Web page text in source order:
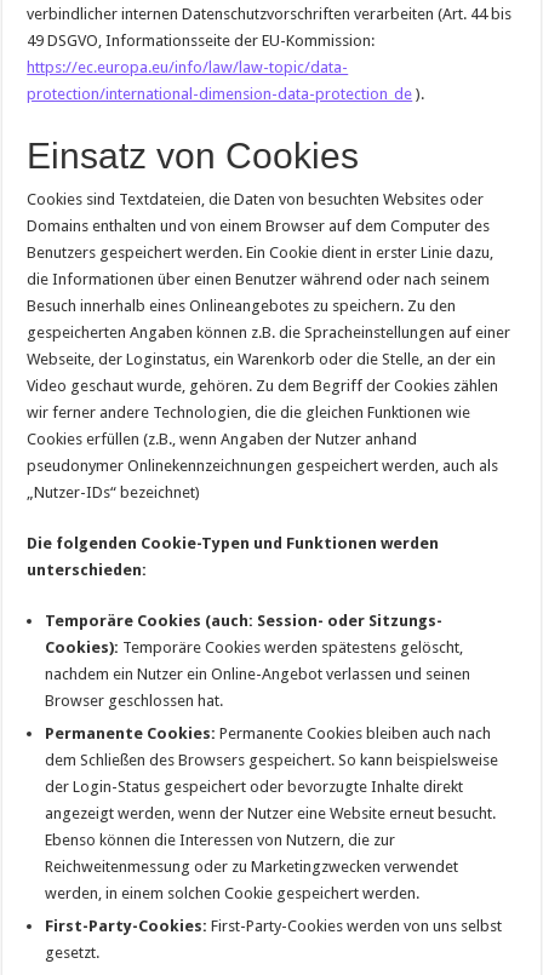
verbindlicher internen Datenschutzvorschriften verarbeiten (Art. 44 bis
49 DSGVO, Informationsseite der EU-Kommission:
https://ec.europa.eu/info/law/law-topic/data-
protection/international-dimension-data-protection_de ).
Einsatz von Cookies
Cookies sind Textdateien, die Daten von besuchten Websites oder
Domains enthalten und von einem Browser auf dem Computer des
Benutzers gespeichert werden. Ein Cookie dient in erster Linie dazu,
die Informationen über einen Benutzer während oder nach seinem
Besuch innerhalb eines Onlineangebotes zu speichern. Zu den
gespeicherten Angaben können z.B. die Spracheinstellungen auf einer
Webseite, der Loginstatus, ein Warenkorb oder die Stelle, an der ein
Video geschaut wurde, gehören. Zu dem Begriff der Cookies zählen
wir ferner andere Technologien, die die gleichen Funktionen wie
Cookies erfüllen (z.B., wenn Angaben der Nutzer anhand
pseudonymer Onlinekennzeichnungen gespeichert werden, auch als
„Nutzer-IDs“ bezeichnet)
Die folgenden Cookie-Typen und Funktionen werden
unterschieden:
Temporäre Cookies (auch: Session- oder Sitzungs-
Cookies): Temporäre Cookies werden spätestens gelöscht,
nachdem ein Nutzer ein Online-Angebot verlassen und seinen
Browser geschlossen hat.
Permanente Cookies: Permanente Cookies bleiben auch nach
dem Schließen des Browsers gespeichert. So kann beispielsweise
der Login-Status gespeichert oder bevorzugte Inhalte direkt
angezeigt werden, wenn der Nutzer eine Website erneut besucht.
Ebenso können die Interessen von Nutzern, die zur
Reichweitenmessung oder zu Marketingzwecken verwendet
werden, in einem solchen Cookie gespeichert werden.
First-Party-Cookies: First-Party-Cookies werden von uns selbst
gesetzt.